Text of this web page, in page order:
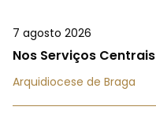
7 agosto 2026
Nos Serviços Centrais
Arquidiocese de Braga